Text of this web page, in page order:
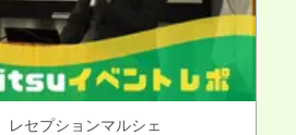
レセプションマルシェ